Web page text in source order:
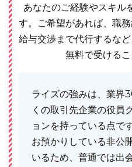
あなたのご経験やスキル
す。ご希望があれば、職
給与交渉まで代行するな
無料で受けるこ
ライズの強みは、業界
くの取引先企業の役員
ョンを持っている点で
お預かりしている非公
いるため、普通では出